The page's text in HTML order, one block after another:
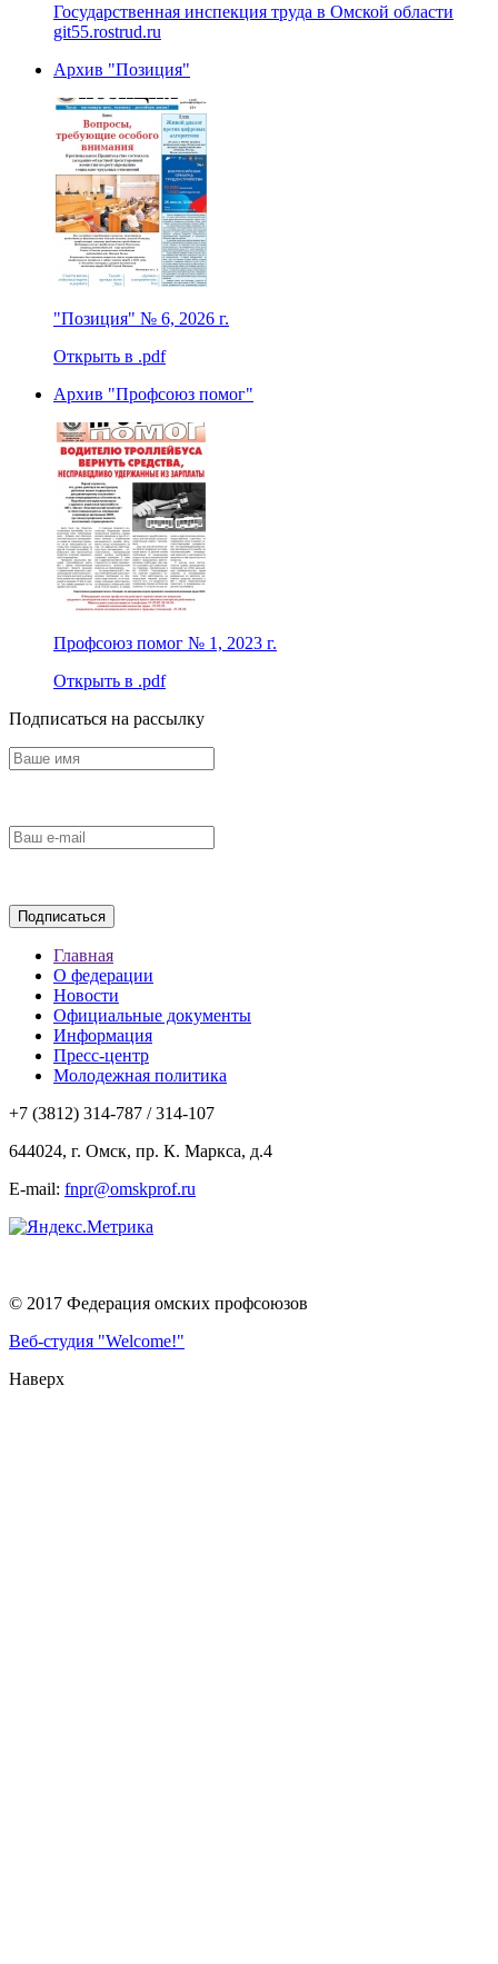
Государственная инспекция труда в Омской области
git55.rostrud.ru
Архив "Позиция"
"Позиция" № 6, 2026 г.
Открыть в .pdf
Архив "Профсоюз помог"
Профсоюз помог № 1, 2023 г.
Открыть в .pdf
Подписаться на рассылку
Главная
О федерации
Новости
Официальные документы
Информация
Пресс-центр
Молодежная политика
+7 (3812) 314-787 / 314-107
644024, г. Омск, пр. К. Маркса, д.4
E-mail: fnpr@omskprof.ru
© 2017 Федерация омских профсоюзов
Веб-студия "Welcome!"
Наверх